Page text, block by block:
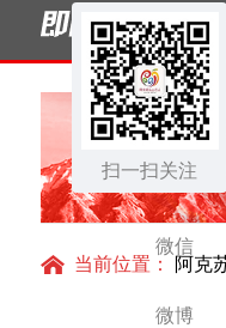
扫一扫关注
微信
微博
言道｜健康是1 其
他是后面的0
“紧
面广
当前位置： 阿克